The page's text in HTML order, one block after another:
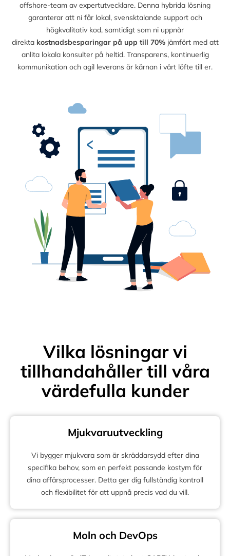
offshore-team av expertutvecklare. Denna hybrida lösning
garanterar att ni får lokal, svensktalande support och
högkvalitativ kod, samtidigt som ni uppnår
direkta kostnadsbesparingar på upp till 70%jämfört med att
anlita lokala konsulter på heltid. Transparens, kontinuerlig
kommunikation och agil leverans är kärnan i vårt löfte till er.
Vilka lösningar vi
tillhandahåller till våra
värdefulla kunder
Mjukvaruutveckling
Vi bygger mjukvara som är skräddarsydd efter dina
specifika behov, som en perfekt passande kostym för
dina affärsprocesser. Detta ger dig fullständig kontroll
och flexibilitet för att uppnå precis vad du vill.
Moln och DevOps